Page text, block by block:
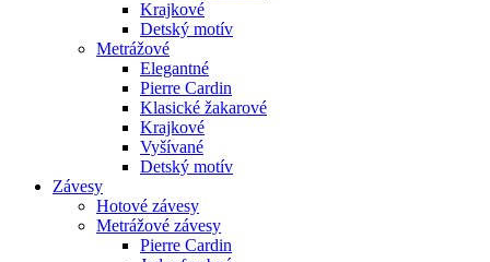
Krajkové
Detský motív
Metrážové
Elegantné
Pierre Cardin
Klasické žakarové
Krajkové
Vyšívané
Detský motív
Závesy
Hotové závesy
Metrážové závesy
Pierre Cardin